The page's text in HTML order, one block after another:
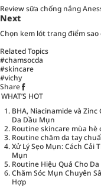
Review sữa chống nắng
Next
Chọn kem lót trang điểm
Related Topics
#chamsocda
#skincare
#vichy
Share
WHAT’S HOT
BHA, Niacinamide và
Da Dầu Mụn
Routine skincare mùa hè
Routine chăm da tay
Xử Lý Sẹo Mụn: Cách Cải
Mụn
Routine Hiệu Quả Cho
Chăm Sóc Mụn Chuyên
Hợp